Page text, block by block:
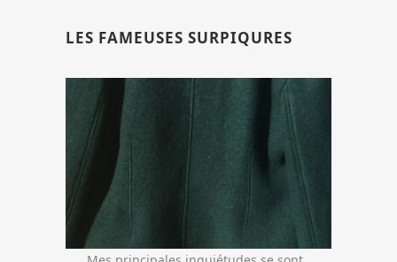
LES FAMEUSES SURPIQURES